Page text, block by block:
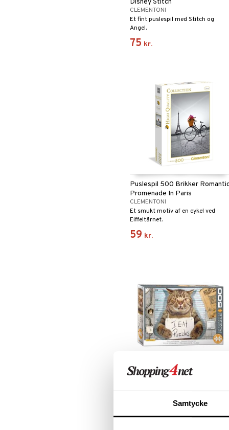
Samtycke
CLEMENTONI
Et fint puslespil med Stitch og
Angel.
75 kr.
Puslespil 500 Brikker
Promenade In Paris
CLEMENTONI
Et smukt motiv af en cykel ved
Eiffeltårnet.
59 kr.
Puslespil 500 Brikker Felony
EUROGRAPHICS
For alle der kan lide større